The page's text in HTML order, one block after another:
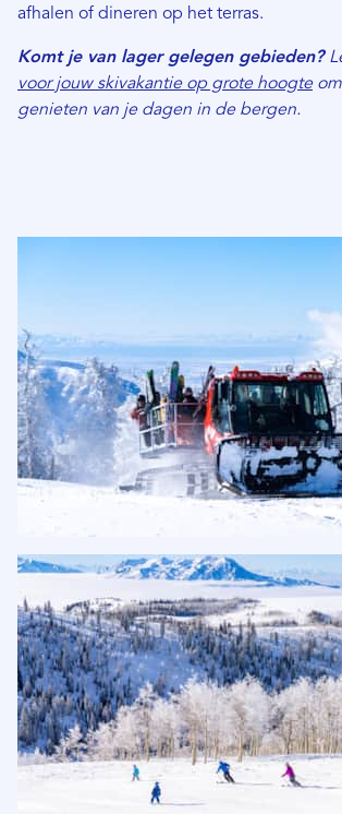
afhalen of dineren op het terras.
Komt je van lager gelegen gebieden?
voor jouw skivakantie op grote hoogteom
genieten van je dagen in de bergen.